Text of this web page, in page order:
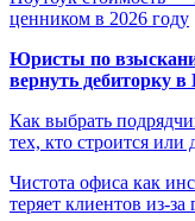
ценником в 2026 году
Юристы по
вернуть дебиторку в
Как выбрать
тех, кто строится или
Чистота офиса как
теряет клиентов из-за